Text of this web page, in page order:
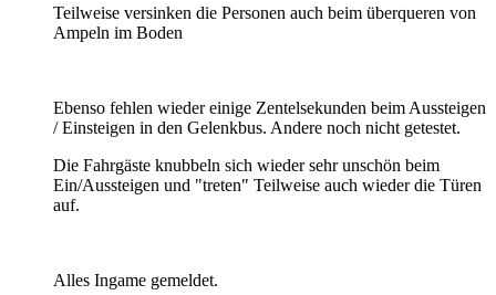
Teilweise versinken die Personen auch beim überqueren von
Ampeln im Boden
Ebenso fehlen wieder einige Zentelsekunden beim Aussteigen
/ Einsteigen in den Gelenkbus. Andere noch nicht getestet.
Die Fahrgäste knubbeln sich wieder sehr unschön beim
Ein/Aussteigen und "treten" Teilweise auch wieder die Türen
auf.
Alles Ingame gemeldet.